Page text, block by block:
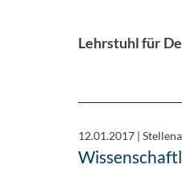
Lehrstuhl für
12.01.2017 |